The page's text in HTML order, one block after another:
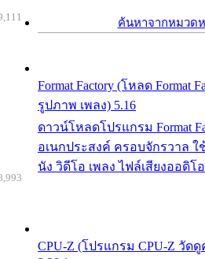
ค้นหาจากหมวด
Format Factory (โหลด Format
รูปภาพ เพลง) 5.16
ดาวน์โหลดโปรแกรม Format
อเนกประสงค์ ครอบจักรวาล
นัง วิดีโอ เพลง ไฟล์เสียงออดิโ
CPU-Z (โปรแกรม CPU-Z วัด